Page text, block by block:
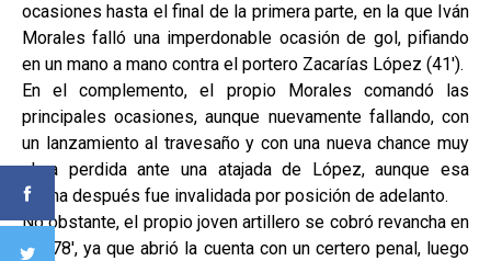
ocasiones hasta el final de la primera parte, en la que Iván
Morales falló una imperdonable ocasión de gol, pifiando
en un mano a mano contra el portero Zacarías López (41').
En el complemento, el propio Morales comandó las
principales ocasiones, aunque nuevamente fallando, con
un lanzamiento al travesaño y con una nueva chance muy
clara perdida ante una atajada de López, aunque esa
última después fue invalidada por posición de adelanto.
No obstante, el propio joven artillero se cobró revancha en
los 78', ya que abrió la cuenta con un certero penal, luego